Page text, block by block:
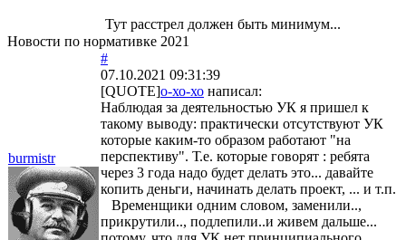
Тут расстрел должен быть минимум...
Новости по нормативке 2021
burmistr
#
07.10.2021 09:31:39
[QUOTE]о-хо-хо написал:
Наблюдая за деятельностью УК я пришел к
такому выводу: практически отсутствуют УК
которые каким-то образом работают "на
перспективу". Т.е. которые говорят : ребята
через 3 года надо будет делать это... давайте
копить деньги, начинать делать проект, ... и т.п.
Временщики одним словом, заменили..,
прикрутили.., подлепили..и живем дальше...